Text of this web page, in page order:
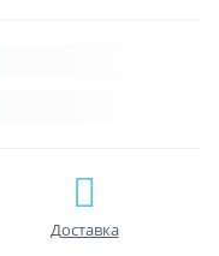
Доставка